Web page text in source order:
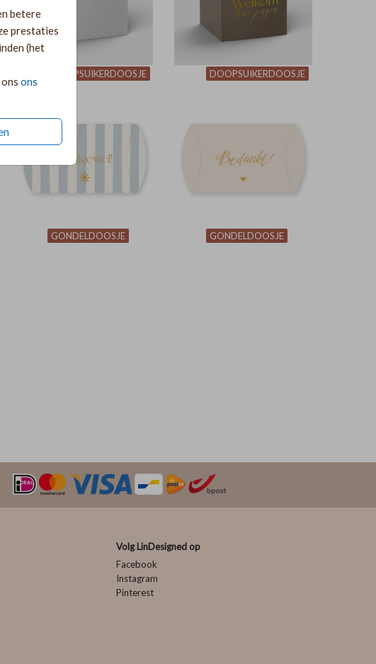
betere
prestaties
(het
ons
DOOPSUIKERDOOSJE DOOPSUIKERDOOSJE
GONDELDOOSJE GONDELDOOSJE
Volg LinDesigned op
Facebook
Instagram
Pinterest